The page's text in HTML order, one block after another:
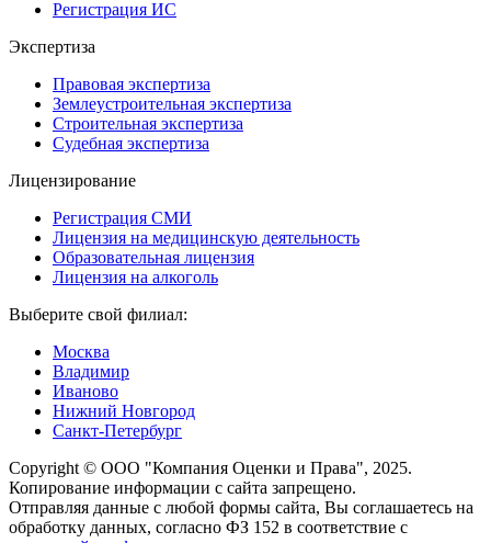
Регистрация ИС
Экспертиза
Правовая экспертиза
Землеустроительная экспертиза
Строительная экспертиза
Судебная экспертиза
Лицензирование
Регистрация СМИ
Лицензия на медицинскую деятельность
Образовательная лицензия
Лицензия на алкоголь
Выберите свой филиал:
Москва
Владимир
Иваново
Нижний Новгород
Санкт-Петербург
Copyright © ООО "Компания Оценки и Права", 2025.
Копирование информации с сайта запрещено.
Отправляя данные с любой формы сайта, Вы соглашаетесь на
обработку данных, согласно ФЗ 152 в соответствие с